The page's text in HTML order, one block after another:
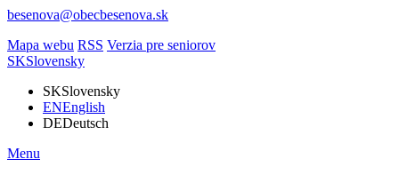
besenova@obecbesenova.sk
Mapa webu RSS Verzia pre seniorov
SKSlovensky
SKSlovensky
ENEnglish
DEDeutsch
Menu